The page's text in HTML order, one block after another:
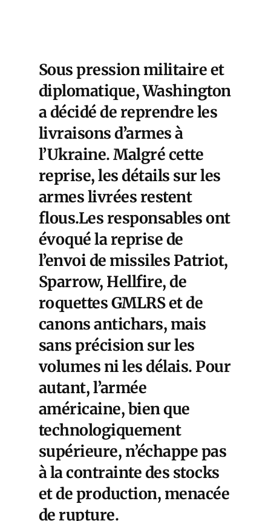
Sous pression militaire et
diplomatique, Washington
a décidé de reprendre les
livraisons d’armes à
l’Ukraine. Malgré cette
reprise, les détails sur les
armes livrées restent
flous.Les responsables ont
évoqué la reprise de
l’envoi de missiles Patriot,
Sparrow, Hellfire, de
roquettes GMLRS et de
canons antichars, mais
sans précision sur les
volumes ni les délais. Pour
autant, l’armée
américaine, bien que
technologiquement
supérieure, n’échappe pas
à la contrainte des stocks
et de production, menacée
de rupture.